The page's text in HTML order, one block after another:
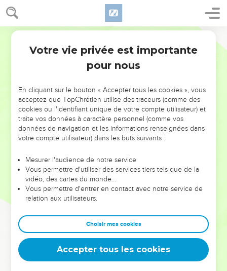
NE MANQUEZ PAS L’ÉVÉNEMENT
DE L’ANNÉE !
ET SI LEURS ERREURS POUVAIENT VOUS ÉVITER LES
VOTRES ?
leur foi ou leur vision. Mais on voit moins les doutes, les erreurs
et les saisons difficiles qu'ils ont traversés, alors même que ce
sont elles qui les ont façonnés.
Dans cette conférence, leaders, entrepreneurs, et responsables
clés pour avancer avec plus de sagesse afin que leurs erreurs
deviennent vos tremplins. Que vous guidiez un ministère, une
équipe, un groupe ou une famille, leur expérience est faite
Votre vie privée est importante
pour nous
En cliquant sur le bouton « Accepter tous les cookies », vous
acceptez que TopChrétien utilise des traceurs (comme des
cookies ou l'identifiant unique de votre compte utilisateur) et
traite vos données à caractère personnel (comme vos
données de navigation et les informations renseignées dans
votre compte utilisateur) dans les buts suivants :
Mesurer l'audience de notre service
Vous permettre d'utiliser des services tiers tels que de la
vidéo, des cartes du monde…
Vous permettre d'entrer en contact avec notre service de
relation aux utilisateurs.
Choisir mes cookies
Accepter tous les cookies